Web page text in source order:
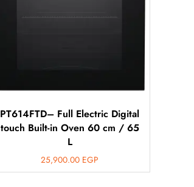
PT614FTD– Full Electric Digital
touch Built-in Oven 60 cm / 65
L
25,900.00 EGP